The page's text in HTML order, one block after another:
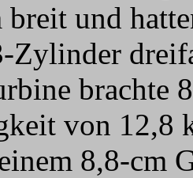
und
Zylinder
brachte
von 12,8
8,8-cm